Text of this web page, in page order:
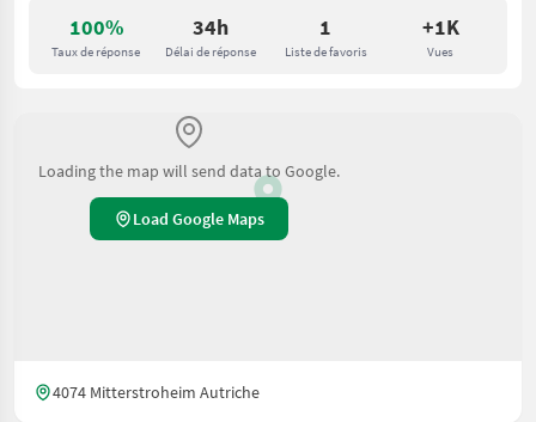
100%
Taux de réponse
34h
Délai de réponse
1
Liste de favoris
+1K
Vues
Loading the map will send data to Google.
Load Google Maps
4074 Mitterstroheim Autriche